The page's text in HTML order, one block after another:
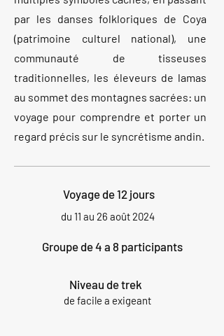
par les danses folkloriques de Coya
(patrimoine culturel national), une
communauté de tisseuses
traditionnelles, les éleveurs de lamas
au sommet des montagnes sacrées: un
voyage pour comprendre et porter un
regard précis sur le syncrétisme andin.
Voyage de 12 jours
du 11 au 26 août 2024
Groupe de 4 a 8 participants
Niveau de trek
de facile a exigeant